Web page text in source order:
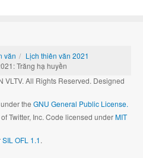
văn
Lịch thiên văn 2021
Trăng hạ huyền
VLTV. All Rights Reserved. Designed
the GNU General Public License.
Twitter, Inc. Code licensed underMIT
SIL OFL 1.1.